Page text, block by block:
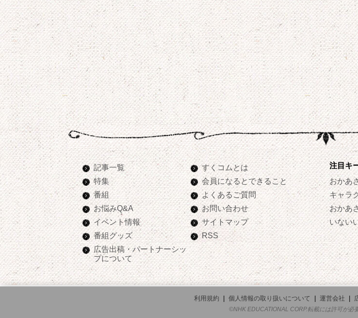
記事一覧
特集
番組
お悩みQ&A
イベント情報
番組グッズ
広告出稿・パートナーシッ
プについて
すくコムとは
会員になるとできること
よくあるご質問
お問い合わせ
サイトマップ
RSS
注目キ
おかあ
キャラ
おかあ
いない
利用規約 個人情報の取り扱いについて 運営会社
©NHK EDUCATIONAL CORP.転載には許可が必